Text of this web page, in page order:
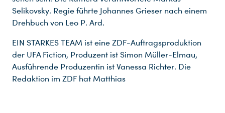
Selikovsky. Regie führte Johannes Grieser nach einem
Drehbuch von Leo P. Ard.
EIN STARKES TEAM ist eine ZDF-Auftragsproduktion
der UFA Fiction, Produzent ist Simon Müller-Elmau,
Ausführende Produzentin ist Vanessa Richter. Die
Redaktion im ZDF hat Matthias